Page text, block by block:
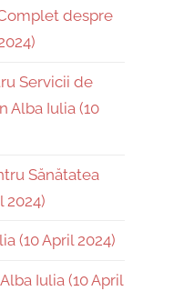
despre
Servicii de
Alba Iulia (10
Sănătatea
2024)
(10 April 2024)
Iulia (10 April